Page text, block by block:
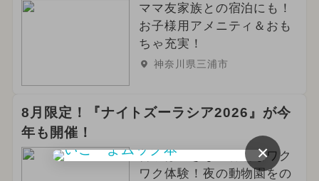
ママ友家族との宿泊にも！
お子様用アメニティ＆おも
ちゃ充実！
神奈川県三浦市
8月限定！『ナイトズーラシア2026』が今
年も開催！
普段はできない特別なワク
ワク体験！夜の動物園をの
×